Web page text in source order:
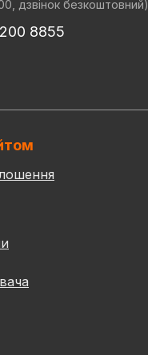
дзвінок безкоштовний)
8855